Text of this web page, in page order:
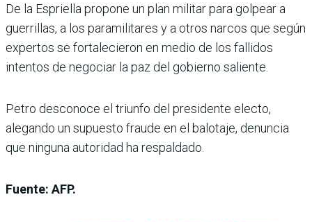
De la Espriella propone un plan militar para golpear a
guerrillas, a los paramilitares y a otros narcos que según
expertos se fortalecieron en medio de los fallidos
intentos de negociar la paz del gobierno saliente.
Petro desconoce el triunfo del presidente electo,
alegando un supuesto fraude en el balotaje, denuncia
que ninguna autoridad ha respaldado.
Fuente: AFP.